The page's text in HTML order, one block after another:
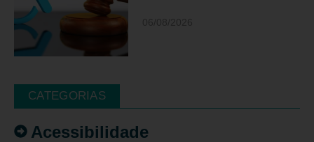
CATEGORIAS
Acessibilidade